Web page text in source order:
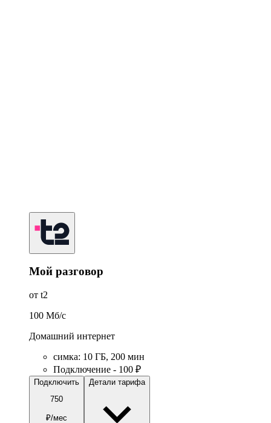
Мой разговор
от t2
100 Мб/c
Домашний интернет
симка: 10 ГБ, 200 мин
Подключение - 100 ₽
Подключить
750
₽/мес
Детали тарифа